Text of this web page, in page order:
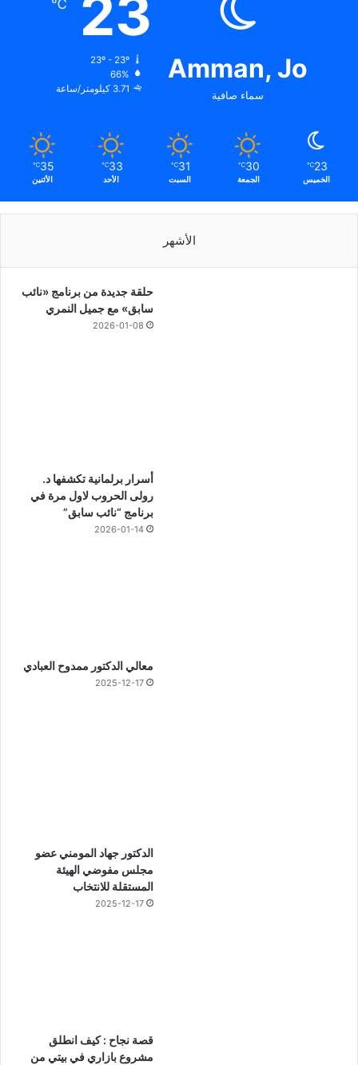
Amman, Jo
سماء صافية
23
℃
23º - 23º
66%
3.71 كيلومتر/ساعة
23
℃
الخميس
30
℃
الجمعة
31
℃
السبت
33
℃
الأحد
35
℃
الأثنين
الأشهر
حلقة جديدة من برنامج «نائب
سابق» مع جميل النمري
2026-01-08
أسرار برلمانية تكشفها د.
رولى الحروب لاول مرة في
برنامج “نائب سابق”
2026-01-14
معالي الدكتور ممدوح العبادي
2025-12-17
الدكتور جهاد المومني عضو
مجلس مفوضي الهيئة
المستقلة للانتخاب
2025-12-17
قصة نجاح : كيف انطلق
مشروع بازاري في بيتي من